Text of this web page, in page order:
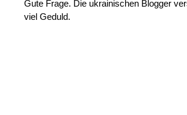
Gute Frage. Die ukrainischen Blogger
viel Geduld.